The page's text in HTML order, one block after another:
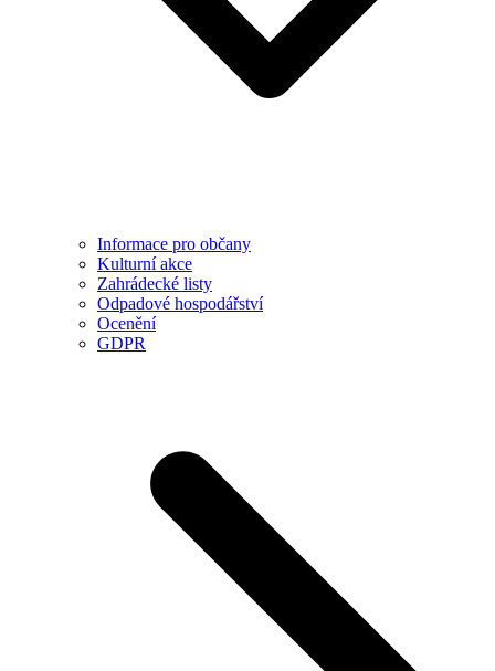
Informace pro občany
Kulturní akce
Zahrádecké listy
Odpadové hospodářství
Ocenění
GDPR